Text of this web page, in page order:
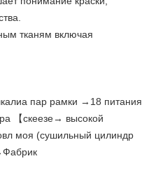
тканям включая
пар рамки →18 питания
【скеезе→ высокой
моя (сушильный цилиндр